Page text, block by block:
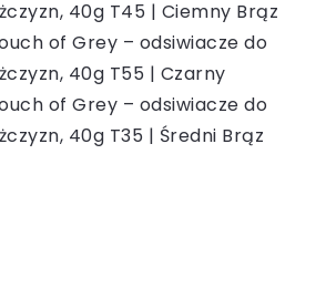
40g T45 | Ciemny Brąz
of Grey – odsiwiacze do
40g T55 | Czarny
of Grey – odsiwiacze do
40g T35 | Średni Brąz